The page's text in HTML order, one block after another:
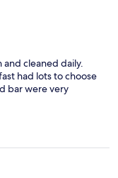
cleaned daily.
had lots to choose
bar were very